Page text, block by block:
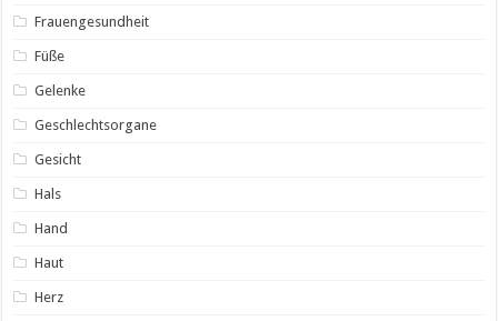
Frauengesundheit
Füße
Gelenke
Geschlechtsorgane
Gesicht
Hals
Hand
Haut
Herz